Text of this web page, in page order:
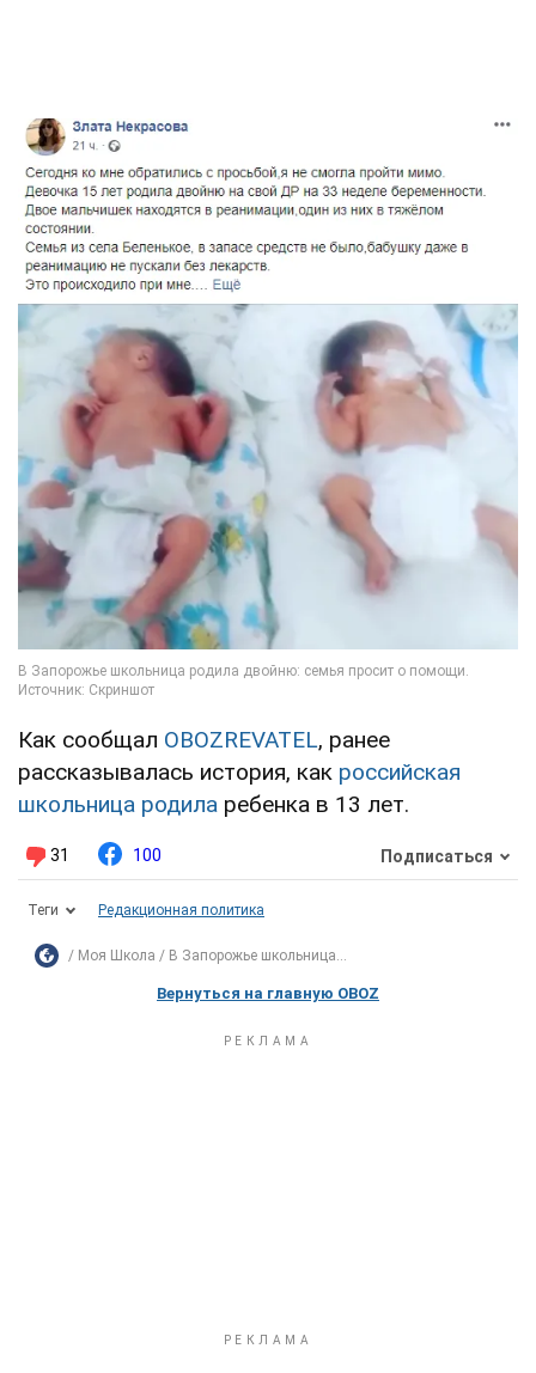
Как сообщал OBOZREVATEL, ранее
рассказывалась история, как российская
школьница родила ребенка в 13 лет.
31 100 Подписаться
Теги Редакционная политика
Моя Школа В Запорожье школьница...
Вернуться на главную OBOZ